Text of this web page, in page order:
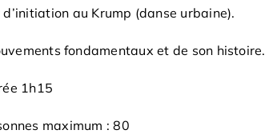
au Krump (danse urbaine).
fondamentaux et de son histoire.
1h15
maximum : 80